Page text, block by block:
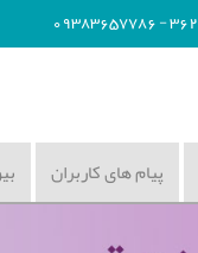
پیام های کاربران